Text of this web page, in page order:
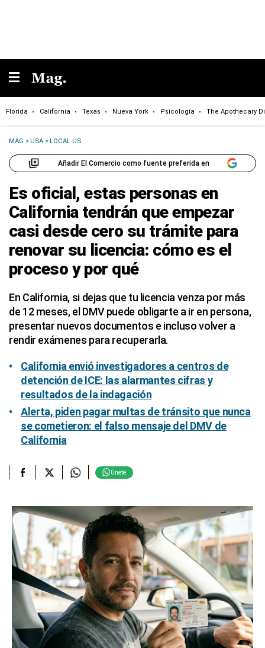
Florida California Texas Nueva York Psicología The Apothecary
MAG >USA >LOCAL US
Añadir El Comercio como fuente preferida en
Es oficial, estas personas en
California tendrán que empezar
casi desde cero su trámite para
renovar su licencia: cómo es el
proceso y por qué
En California, si dejas que tu licencia venza por más
de 12 meses, el DMV puede obligarte a ir en persona,
presentar nuevos documentos e incluso volver a
rendir exámenes para recuperarla.
California envió investigadores a centros de
detención de ICE: las alarmantes cifras y
resultados de la indagación
Alerta, piden pagar multas de tránsito que nunca
se cometieron: el falso mensaje del DMV de
California
Únete